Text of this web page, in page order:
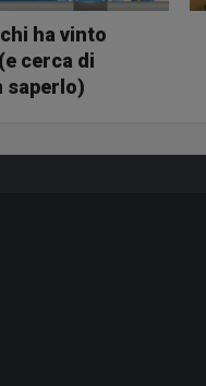
ha vinto
cerca di
saperlo)